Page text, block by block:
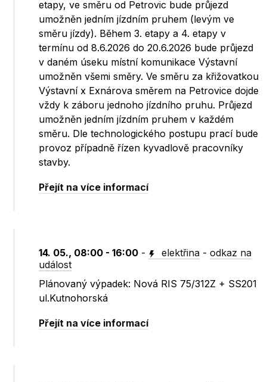
etapy, ve směru od Petrovic bude průjezd
umožněn jedním jízdním pruhem (levým ve
směru jízdy). Během 3. etapy a 4. etapy v
termínu od 8.6.2026 do 20.6.2026 bude průjezd
v daném úseku místní komunikace Výstavní
umožněn všemi směry. Ve směru za křižovatkou
Výstavní x Exnárova směrem na Petrovice dojde
vždy k záboru jednoho jízdního pruhu. Průjezd
umožněn jedním jízdním pruhem v každém
směru. Dle technologického postupu prací bude
provoz případně řízen kyvadlově pracovníky
stavby.
Přejít na více informací
14. 05., 08:00 - 16:00 - elektřina -odkaz na
událost
Plánovaný výpadek: Nová RIS 75/312Z + SS201
ul.Kutnohorská
Přejít na více informací